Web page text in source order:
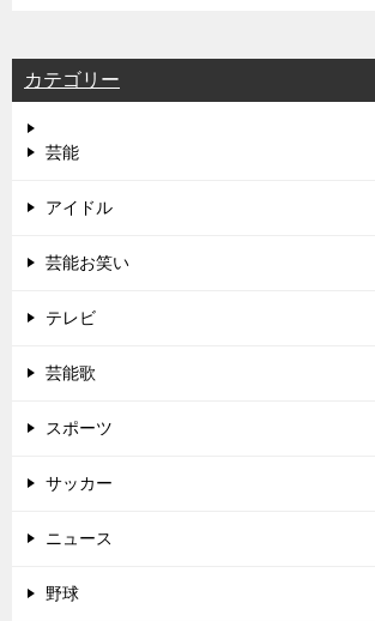
カテゴリー
芸能
アイドル
芸能お笑い
テレビ
芸能歌
スポーツ
サッカー
ニュース
野球